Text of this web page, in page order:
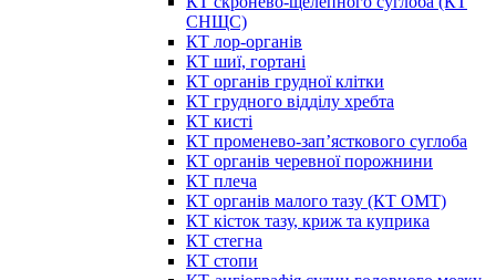
СНЩС)
КТ лор-органів
КТ шиї, гортані
КТ органів грудної клітки
КТ грудного відділу хребта
КТ кисті
КТ променево-зап’ясткового суглоба
КТ органів черевної порожнини
КТ плеча
КТ органів малого тазу (КТ ОМТ)
КТ кісток тазу, криж та куприка
КТ стегна
КТ стопи